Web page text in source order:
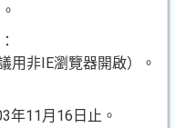
非IE瀏覽器開啟）。
年11月16日止。